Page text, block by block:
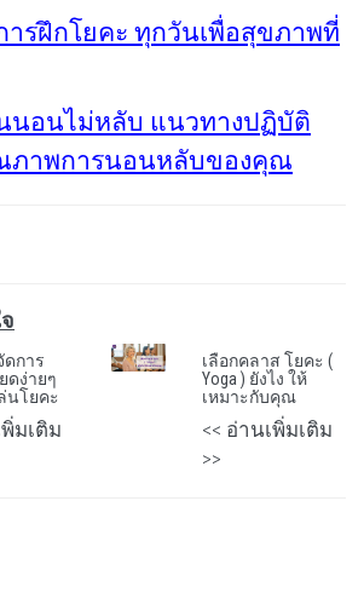
ารฝึกโยคะ ทุกวันเพื่อสุขภาพที่
นอนไม่หลับ แนวทางปฏิบัติ
ภาพการนอนหลับของคุณ
ดการ
ดง่ายๆ
นโยคะ
พิ่มเติม
เลือกคลาส โยคะ (
Yoga ) ยังไง ให้
เหมาะกับคุณ
<< อ่านเพิ่มเติม
>>